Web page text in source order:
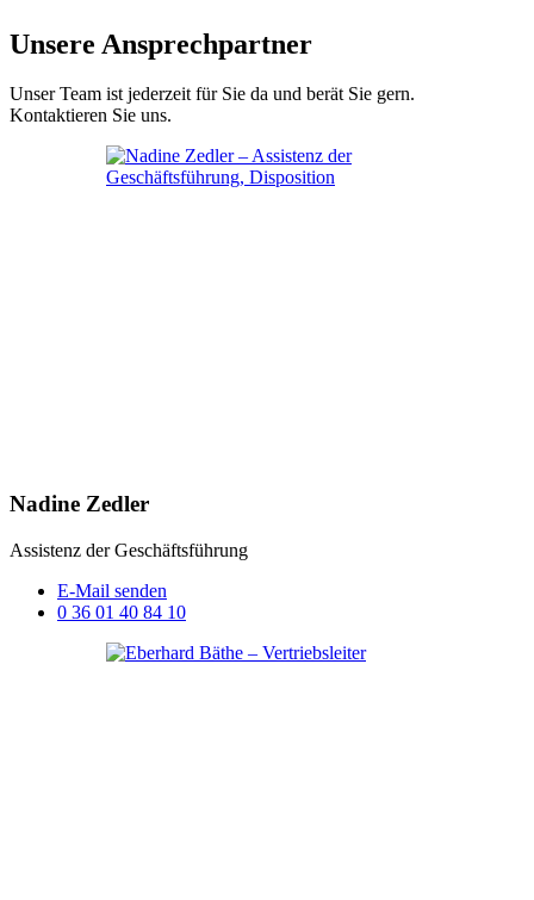
Unsere Ansprechpartner
Unser Team ist jederzeit für Sie da und berät Sie gern.
Kontaktieren Sie uns.
Nadine Zedler
Assistenz der Geschäftsführung
E-Mail senden
0 36 01 40 84 10